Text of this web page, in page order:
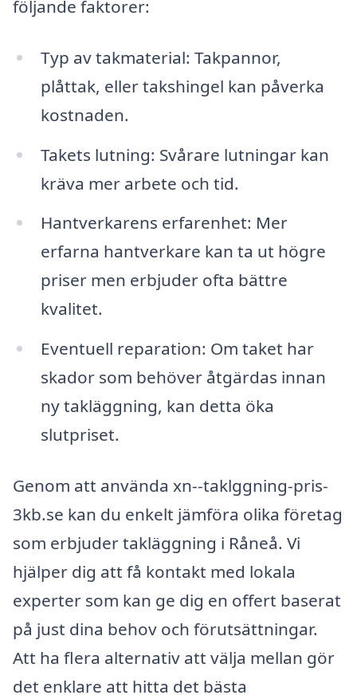
följande faktorer:
Typ av takmaterial: Takpannor,
plåttak, eller takshingel kan påverka
kostnaden.
Takets lutning: Svårare lutningar kan
kräva mer arbete och tid.
Hantverkarens erfarenhet: Mer
erfarna hantverkare kan ta ut högre
priser men erbjuder ofta bättre
kvalitet.
Eventuell reparation: Om taket har
skador som behöver åtgärdas innan
ny takläggning, kan detta öka
slutpriset.
Genom att använda xn--taklggning-pris-
3kb.se kan du enkelt jämföra olika företag
som erbjuder takläggning i Råneå. Vi
hjälper dig att få kontakt med lokala
experter som kan ge dig en offert baserat
på just dina behov och förutsättningar.
Att ha flera alternativ att välja mellan gör
det enklare att hitta det bästa